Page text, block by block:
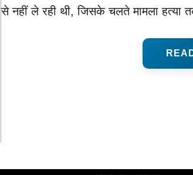
से नहीं ले रही थी, जिसके चलते मामला हत्या